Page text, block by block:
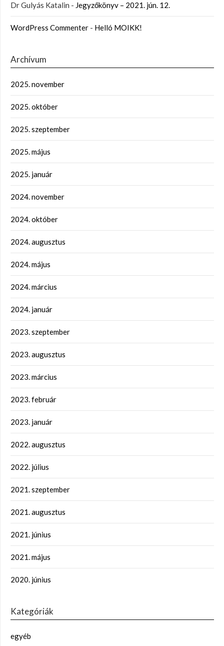
Dr Gulyás Katalin - Jegyzőkönyv – 2021. jún. 12.
WordPress Commenter - Helló MOIKK!
Archívum
2025. november
2025. október
2025. szeptember
2025. május
2025. január
2024. november
2024. október
2024. augusztus
2024. május
2024. március
2024. január
2023. szeptember
2023. augusztus
2023. március
2023. február
2023. január
2022. augusztus
2022. július
2021. szeptember
2021. augusztus
2021. június
2021. május
2020. június
Kategóriák
egyéb